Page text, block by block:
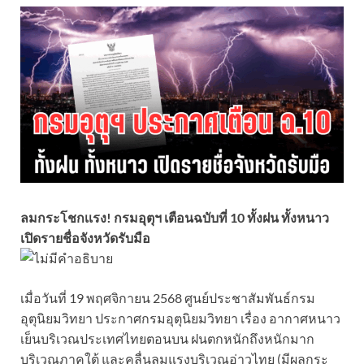
ลมกระโชกเเรง! กรมอุตุฯ เตือนฉบับที่ 10 ทั้งฝน ทั้งหนาว
เปิดรายชื่อจังหวัดรับมือ
เมื่อวันที่ 19 พฤศจิกายน 2568 ศูนย์ประชาสัมพันธ์กรม
อุตุนิยมวิทยา ประกาศกรมอุตุนิยมวิทยา เรื่อง อากาศหนาว
เย็นบริเวณประเทศไทยตอนบน ฝนตกหนักถึงหนักมาก
บริเวณภาคใต้ และคลื่นลมแรงบริเวณอ่าวไทย (มีผลกระ